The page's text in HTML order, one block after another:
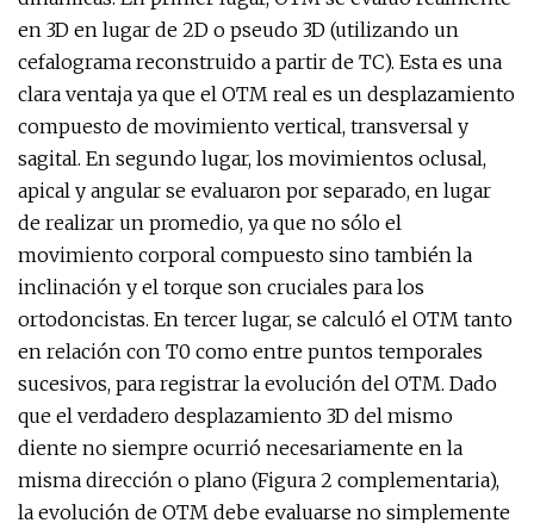
en 3D en lugar de 2D o pseudo 3D (utilizando un
cefalograma reconstruido a partir de TC). Esta es una
clara ventaja ya que el OTM real es un desplazamiento
compuesto de movimiento vertical, transversal y
sagital. En segundo lugar, los movimientos oclusal,
apical y angular se evaluaron por separado, en lugar
de realizar un promedio, ya que no sólo el
movimiento corporal compuesto sino también la
inclinación y el torque son cruciales para los
ortodoncistas. En tercer lugar, se calculó el OTM tanto
en relación con T0 como entre puntos temporales
sucesivos, para registrar la evolución del OTM. Dado
que el verdadero desplazamiento 3D del mismo
diente no siempre ocurrió necesariamente en la
misma dirección o plano (Figura 2 complementaria),
la evolución de OTM debe evaluarse no simplemente